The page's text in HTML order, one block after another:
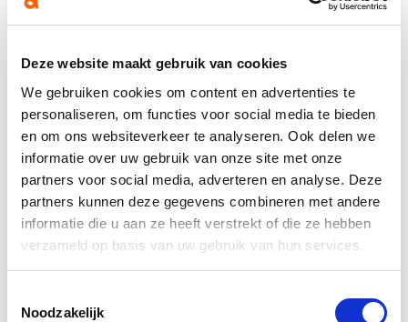
Deze website maakt gebruik van cookies
We gebruiken cookies om content en advertenties te
personaliseren, om functies voor social media te bieden
en om ons websiteverkeer te analyseren. Ook delen we
informatie over uw gebruik van onze site met onze
partners voor social media, adverteren en analyse. Deze
partners kunnen deze gegevens combineren met andere
informatie die u aan ze heeft verstrekt of die ze hebben
verzameld op basis van uw gebruik van hun services.
Noodzakelijk